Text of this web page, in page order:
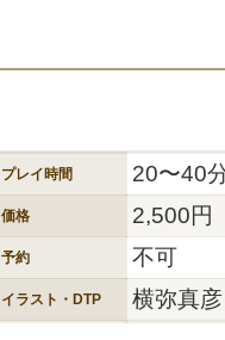
プレイ時間 20〜40
価格 2,500円
予約 不可
イラスト・DTP 横弥真彦